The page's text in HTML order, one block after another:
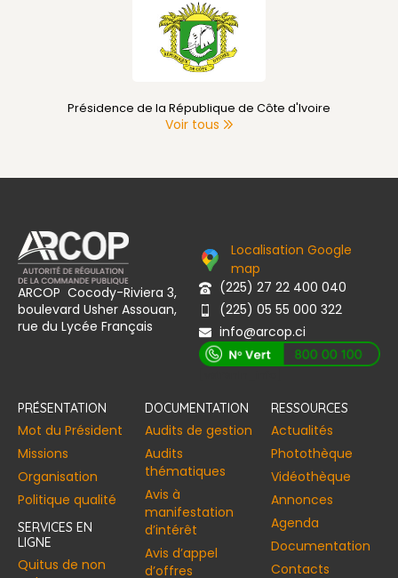
Présidence de la République de Côte d'Ivoire
Voir tous
ARCOP Cocody-Riviera 3,
boulevard Usher Assouan,
rue du Lycée Français
Localisation Google
map
(225) 27 22 400 040
(225) 05 55 000 322
info@arcop.ci
PRÉSENTATION
Mot du Président
Missions
Organisation
Politique qualité
SERVICES EN
LIGNE
Quitus de non
DOCUMENTATION
Audits de gestion
Audits
thématiques
Avis à
manifestation
d’intérêt
Avis d’appel
d’offres
RESSOURCES
Actualités
Photothèque
Vidéothèque
Annonces​
Agenda
Documentation
Contacts